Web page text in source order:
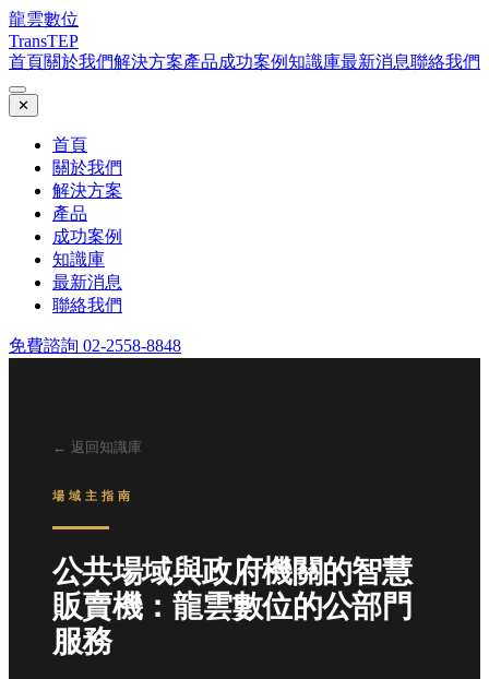
龍雲數位
TransTEP
首頁關於我們解決方案產品成功案例知識庫最新消息聯絡我們
✕
首頁
關於我們
解決方案
產品
成功案例
知識庫
最新消息
聯絡我們
免費諮詢 02-2558-8848
← 返回知識庫
場域主指南
公共場域與政府機關的智慧
販賣機：龍雲數位的公部門
服務